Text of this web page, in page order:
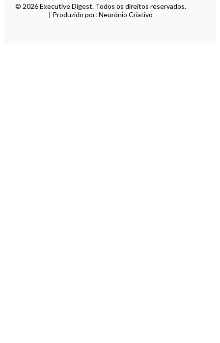
© 2026 Executive Digest. Todos os direitos reservados.
| Produzido por: Neurónio Criativo